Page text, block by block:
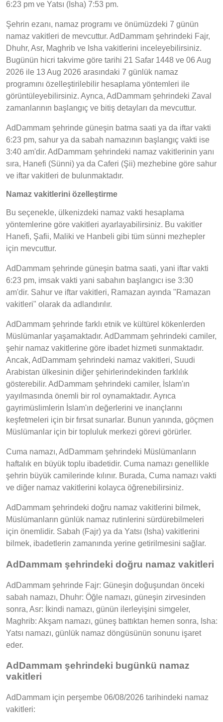
6:23 pm ve Yatsı (Isha) 7:53 pm.
Şehrin ezanı, namaz programı ve önümüzdeki 7 günün
namaz vakitleri de mevcuttur. AdDammam şehrindeki Fajr,
Dhuhr, Asr, Maghrib ve Isha vakitlerini inceleyebilirsiniz.
Bugünün hicri takvime göre tarihi 21 Safar 1448 ve 06 Aug
2026 ile 13 Aug 2026 arasındaki 7 günlük namaz
programını özelleştirilebilir hesaplama yöntemleri ile
görüntüleyebilirsiniz. Ayrıca, AdDammam şehrindeki Zaval
zamanlarının başlangıç ve bitiş detayları da mevcuttur.
AdDammam şehrinde güneşin batma saati ya da iftar vakti
6:23 pm, sahur ya da sabah namazının başlangıç vakti ise
3:40 am'dir. AdDammam şehrindeki namaz vakitlerinin yanı
sıra, Hanefi (Sünni) ya da Caferi (Şii) mezhebine göre sahur
ve iftar vakitleri de bulunmaktadır.
Namaz vakitlerini özelleştirme
Bu seçenekle, ülkenizdeki namaz vakti hesaplama
yöntemlerine göre vakitleri ayarlayabilirsiniz. Bu vakitler
Hanefi, Şafii, Maliki ve Hanbeli gibi tüm sünni mezhepler
için mevcuttur.
AdDammam şehrinde güneşin batma saati, yani iftar vakti
6:23 pm, imsak vakti yani sabahın başlangıcı ise 3:30
am'dir. Sahur ve iftar vakitleri, Ramazan ayında "Ramazan
vakitleri" olarak da adlandırılır.
AdDammam şehrinde farklı etnik ve kültürel kökenlerden
Müslümanlar yaşamaktadır. AdDammam şehrindeki camiler,
şehir namaz vakitlerine göre ibadet hizmeti sunmaktadır.
Ancak, AdDammam şehrindeki namaz vakitleri, Suudi
Arabistan ülkesinin diğer şehirlerindekinden farklılık
gösterebilir. AdDammam şehrindeki camiler, İslam'ın
yayılmasında önemli bir rol oynamaktadır. Ayrıca
gayrimüslimlerin İslam'ın değerlerini ve inançlarını
keşfetmeleri için bir fırsat sunarlar. Bunun yanında, göçmen
Müslümanlar için bir topluluk merkezi görevi görürler.
Cuma namazı, AdDammam şehrindeki Müslümanların
haftalık en büyük toplu ibadetidir. Cuma namazı genellikle
şehrin büyük camilerinde kılınır. Burada, Cuma namazı vakti
ve diğer namaz vakitlerini kolayca öğrenebilirsiniz.
AdDammam şehrindeki doğru namaz vakitlerini bilmek,
Müslümanların günlük namaz rutinlerini sürdürebilmeleri
için önemlidir. Sabah (Fajr) ya da Yatsı (Isha) vakitlerini
bilmek, ibadetlerin zamanında yerine getirilmesini sağlar.
AdDammam şehrindeki doğru namaz vakitleri
AdDammam şehrinde Fajr: Güneşin doğuşundan önceki
sabah namazı, Dhuhr: Öğle namazı, güneşin zirvesinden
sonra, Asr: İkindi namazı, günün ilerleyişini simgeler,
Maghrib: Akşam namazı, güneş battıktan hemen sonra, Isha:
Yatsı namazı, günlük namaz döngüsünün sonunu işaret
eder.
AdDammam şehrindeki bugünkü namaz
vakitleri
AdDammam için perşembe 06/08/2026 tarihindeki namaz
vakitleri: